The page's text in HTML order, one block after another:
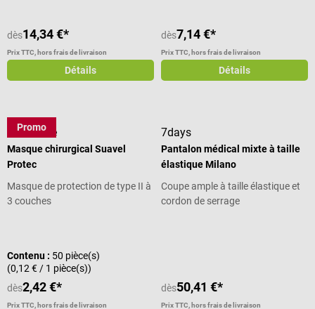
dès14,34 €*
Prix TTC, hors frais de livraison
Détails
dès7,14 €*
Prix TTC, hors frais de livraison
Détails
Promo
Meditrade
Masque chirurgical Suavel
Protec
Masque de protection de type II à
3 couches
Contenu : 50 pièce(s)
(0,12 € / 1 pièce(s))
dès2,42 €*
Prix TTC, hors frais de livraison
7days
Pantalon médical mixte à taille
élastique Milano
Coupe ample à taille élastique et
cordon de serrage
dès50,41 €*
Prix TTC, hors frais de livraison